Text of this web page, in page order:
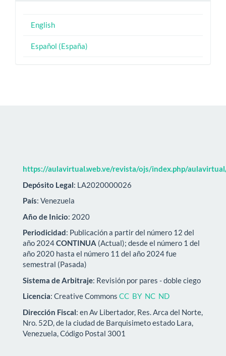
English
Español (España)
https://aulavirtual.web.ve/revista/ojs/index.php/
Depósito Legal: LA2020000026
País: Venezuela
Año de Inicio: 2020
Periodicidad: Publicación a partir del número 12 del
año 2024CONTINUA (Actual); desde el número 1 del
año 2020 hasta el número 11 del año 2024 fue
semestral (Pasada)
Sistema de Arbitraje: Revisión por pares - doble ciego
Licencia: Creative Commons CC BY NC ND
Dirección Fiscal: en Av Libertador, Res. Arca del Norte,
Nro. 52D, de la ciudad de Barquisimeto estado Lara,
Venezuela, Código Postal 3001